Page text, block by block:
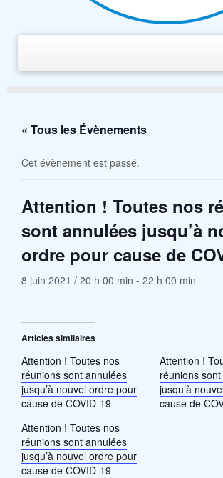
« Tous les Évènements
Cet évènement est passé.
Attention ! Toutes nos
sont annulées jusqu’à
ordre pour cause de
8 juin 2021 / 20 h 00 min - 22 h 00 min
Articles similaires
Attention ! Toutes nos
réunions sont annulées
jusqu’à nouvel ordre pour
cause de COVID-19
Attention !
réunions
jusqu’à
cause de
Attention ! Toutes nos
réunions sont annulées
jusqu’à nouvel ordre pour
cause de COVID-19